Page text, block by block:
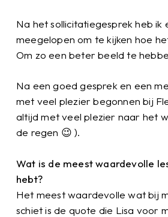
Na het sollicitatiegesprek heb ik
meegelopen om te kijken hoe
Om zo een beter beeld te
Na een goed gesprek en een
met veel plezier begonnen bij
altijd met veel plezier naar het
de regen 😉 ).
Wat is de meest waardevolle
hebt?
Het meest waardevolle wat bij
schiet is de quote die Lisa voor